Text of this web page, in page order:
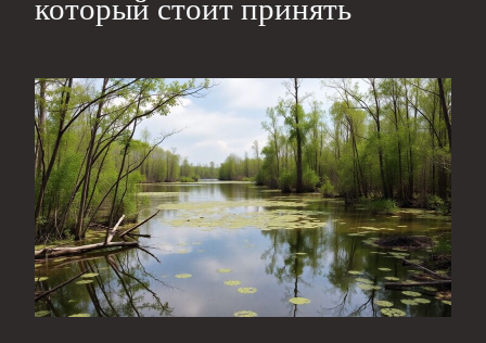
который стоит принять